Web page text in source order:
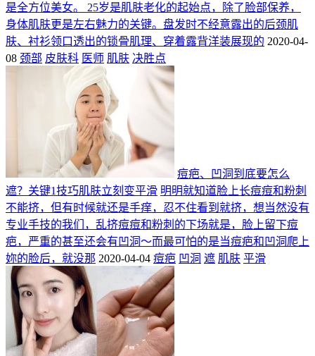
是全方位美女。 25岁是肌肤老化的起始点，除了脸部保养，
身体肌肤更是左右魅力的关键。盘发时不经意露出的后颈肌
肤、衬衫领口透出的锁骨肌理、穿着露背洋装展现的 2020-04-
08 颈部 皮肤科 医师 肌肤 决胜点
痘疤、凹洞到底要怎么
遮？关键1技巧肌肤立刻变平滑 明明就知道脸上长痘痘和粉刺
不能挤，但有时候就还是手痒，忍不住看到就挤，想当然没有
专业手技的我们，乱挤痘痘和粉刺的下场就是，脸上留下痘
疤，严重的甚至还会有凹洞～而最可怕的是当痘疤和凹洞爬上
妳的脸后，就没那 2020-04-04 痘疤 凹洞 遮 肌肤 平滑